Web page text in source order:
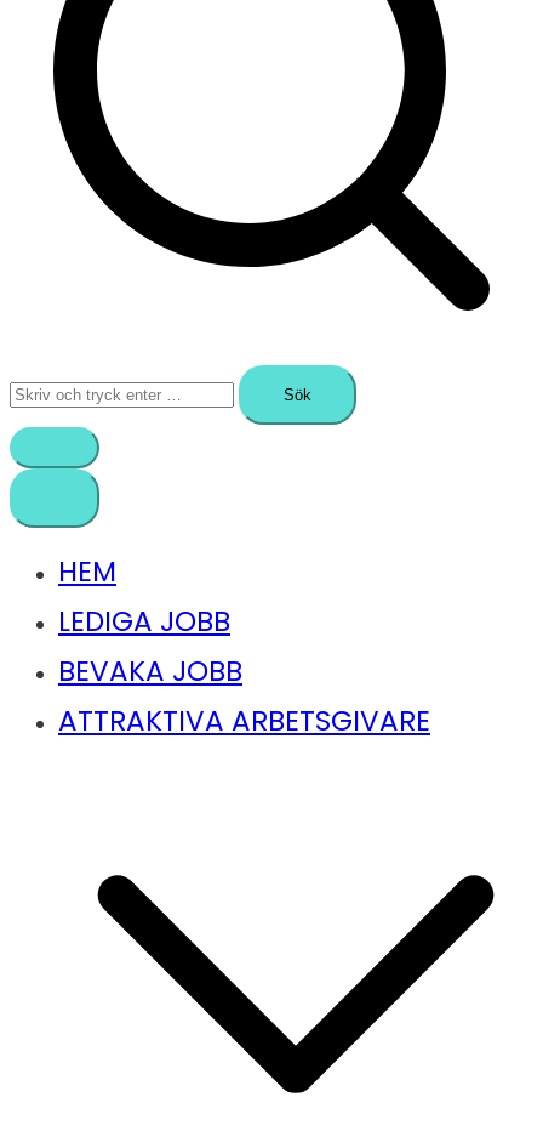
Sök
efter:
HEM
LEDIGA JOBB
BEVAKA JOBB
ATTRAKTIVA ARBETSGIVARE